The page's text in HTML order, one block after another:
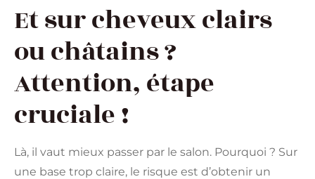
Et sur cheveux clairs
ou châtains ?
Attention, étape
cruciale !
Là, il vaut mieux passer par le salon. Pourquoi ? Sur
une base trop claire, le risque est d’obtenir un